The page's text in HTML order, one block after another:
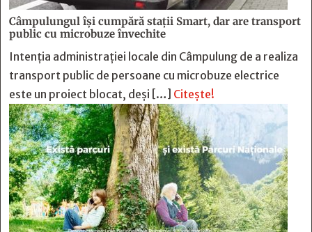
Câmpulungul îşi cumpără staţii Smart, dar are transport
public cu microbuze învechite
Intenția administrației locale din Câmpulung de a realiza
transport public de persoane cu microbuze electrice
este un proiect blocat, deși […] Citește!